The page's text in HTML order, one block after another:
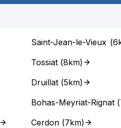
Saint-Jean-le-Vieux (
Tossiat (8km)
Druillat (5km)
Bohas-Meyriat-Rignat (
Cerdon (7km)